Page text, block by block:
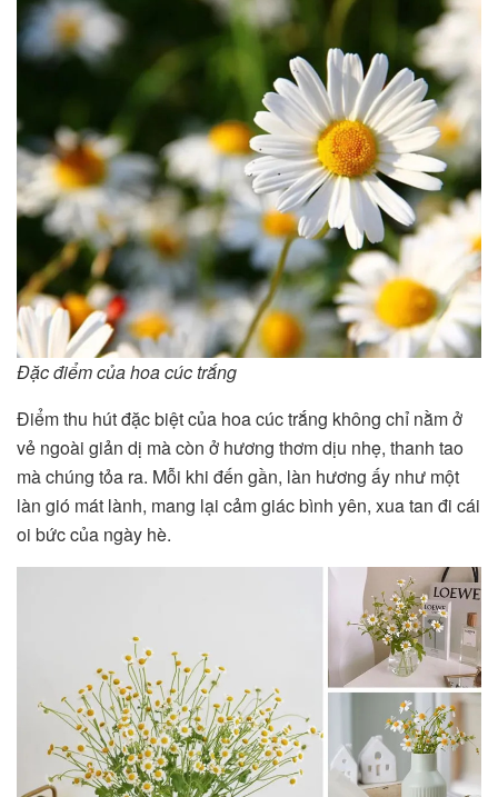
Đặc điểm của hoa cúc trắng
Điểm thu hút đặc biệt của hoa cúc trắng không chỉ nằm ở
vẻ ngoài giản dị mà còn ở hương thơm dịu nhẹ, thanh tao
mà chúng tỏa ra. Mỗi khi đến gần, làn hương ấy như một
làn gió mát lành, mang lại cảm giác bình yên, xua tan đi cái
oi bức của ngày hè.